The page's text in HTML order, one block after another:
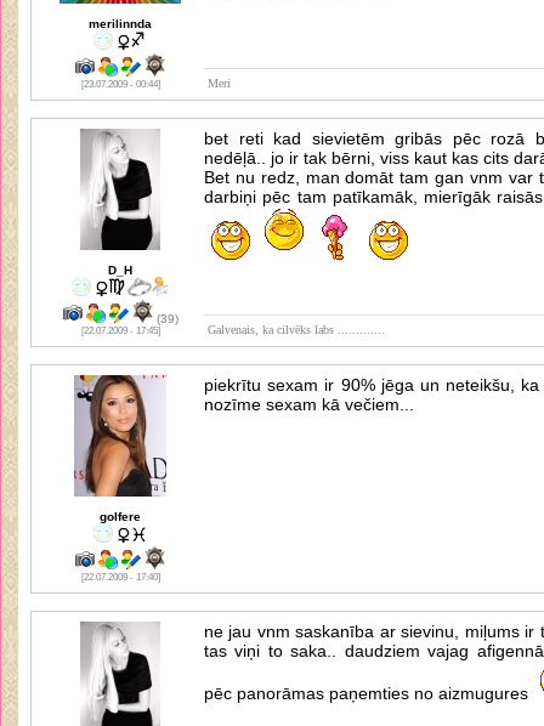
merilinnda
[23.07.2009 - 00:44] Meri
D_H
(39)
[22.07.2009 - 17:45]
bet reti kad sievietēm gribās pēc rozā
nedēļā.. jo ir tak bērni, viss kaut kas cits
Bet nu redz, man domāt tam gan vnm var
darbiņi pēc tam patīkamāk, mierīgāk
Galvenais, ka cilvēks labs .............
golfere
[22.07.2009 - 17:40]
piekrītu sexam ir 90% jēga un neteikšu,
nozīme sexam kā večiem...
ne jau vnm saskanība ar sievinu, miļums ir
tas viņi to saka.. daudziem vajag
pēc panorāmas paņemties no aizmugures